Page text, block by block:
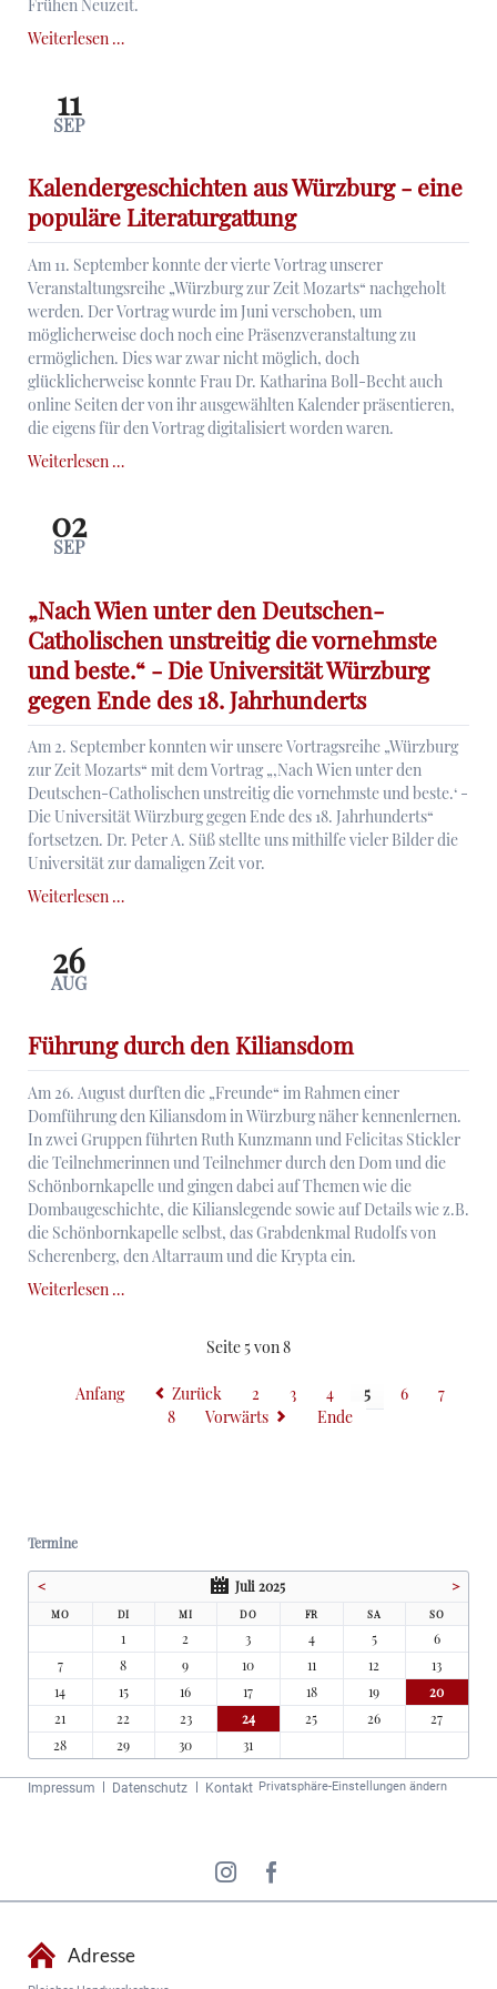
Frühen Neuzeit.
Weiterlesen …Es
Weinkultur
zu
Zeiten
Mozarts
11
SEP
Kalendergeschichten aus Würzburg - eine
populäre Literaturgattung
Am 11. September konnte der vierte Vortrag unserer
Veranstaltungsreihe „Würzburg zur Zeit Mozarts“ nachgeholt
werden. Der Vortrag wurde im Juni verschoben, um
möglicherweise doch noch eine Präsenzveranstaltung zu
ermöglichen. Dies war zwar nicht möglich, doch
glücklicherweise konnte Frau Dr. Katharina Boll-Becht auch
online Seiten der von ihr ausgewählten Kalender präsentieren,
die eigens für den Vortrag digitalisiert worden waren.
Weiterlesen …
Literaturgattung
02
SEP
„Nach Wien unter den Deutschen-
Catholischen unstreitig die vornehmste
und beste.“ - Die Universität Würzburg
gegen Ende des 18. Jahrhunderts
Am 2. September konnten wir unsere Vortragsreihe „Würzburg
zur Zeit Mozarts“ mit dem Vortrag „‚Nach Wien unter den
Deutschen-Catholischen unstreitig die vornehmste und beste.‘ -
Die Universität Würzburg gegen Ende des 18. Jahrhunderts“
fortsetzen. Dr. Peter A. Süß stellte uns mithilfe vieler Bilder die
Universität zur damaligen Zeit vor.
Weiterlesen …„Nach
unstreitig
die
vornehmste
und
beste.“
-
Die
Universität
Würzburg
gegen
Ende
des
Jahrhunderts
26
AUG
Führung durch den Kiliansdom
Am 26. August durften die „Freunde“ im Rahmen einer
Domführung den Kiliansdom in Würzburg näher kennenlernen.
In zwei Gruppen führten Ruth Kunzmann und Felicitas Stickler
die Teilnehmerinnen und Teilnehmer durch den Dom und die
Schönbornkapelle und gingen dabei auf Themen wie die
Dombaugeschichte, die Kilianslegende sowie auf Details wie z.B.
die Schönbornkapelle selbst, das Grabdenkmal Rudolfs von
Scherenberg, den Altarraum und die Krypta ein.
Weiterlesen …
Seite 5 von 8
Anfang Zurück 2 3 4 5 6
7
8
Vorwärts Ende
Termine
< Juli 2025 >
MO DI MI DO FR SA SO
1 2 3 4 5
6
7
8 9 10 11 12
13
14
15 16 17 18 19
20
21
22 23 24 25 26
27
28
29 30 31
Navigation
Impressum Datenschutz Kontakt Privatsphäre-Einstellungen ändern
Adresse